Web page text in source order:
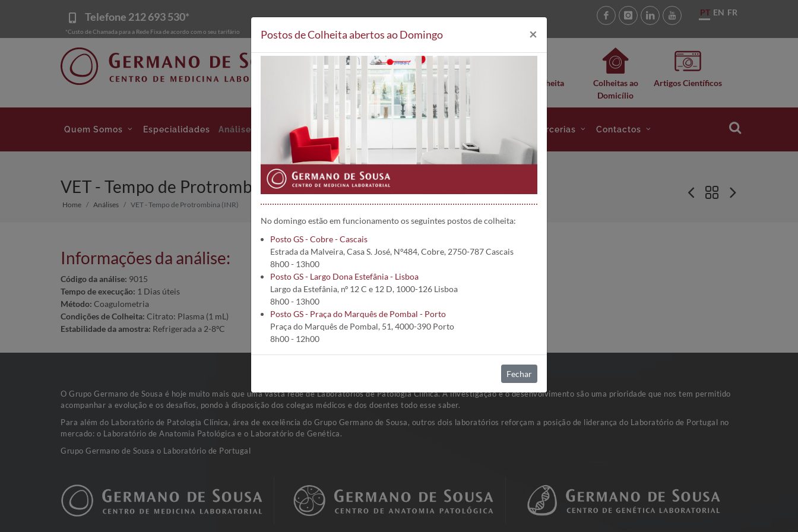
Telefone 212 693 530*
*Custo de Chamada para a Rede Fixa de acordo com o seu tarifário
PT EN FR
Análises Clínicas Postos de Colheita
Colheitas ao
Domicílio
Artigos Científicos
Quem Somos Especialidades Análises Áreas Clínicas Projetos e Parcerias Contactos
VET - Tempo de Protrombina (INR) | 9015
Home Análises VET - Tempo de Protrombina (INR)
Informações da análise:
Código da análise: 9015
Tempo de execução: 1 Dias úteis
Método: Coagulometria
Condições de Colheita: Citrato: Plasma (1 mL)
Estabilidade da amostra: Refrigerada a 2-8ºC
O Grupo Germano de Sousa é hoje muito mais que uma vasta rede de Laboratórios de Patologia Clínica. A investigação e o desenvolvimento são uma prioridade que nos tem permitido
acompanhar a evolução e os desafios, pondo à disposição dos colegas médicos e dos doentes todo esse saber.
Para além do Laboratório de Patologia Clínica, área de excelência do Grupo Germano de Sousa, outros dois laboratórios reforçam a posição de liderança do Laboratório de Portugal no
mercado: o Laboratório de Anatomia Patológica e o Laboratório de Genética.
Grupo Germano de Sousa o Laboratório de Portugal
Postos de Colheita abertos ao Domingo ×
No domingo estão em funcionamento os seguintes postos de colheita:
Posto GS - Cobre - Cascais
Estrada da Malveira, Casa S. José, Nº484, Cobre, 2750-787 Cascais
8h00 - 13h00
Posto GS - Largo Dona Estefânia - Lisboa
Largo da Estefânia, nº 12 C e 12 D, 1000-126 Lisboa
8h00 - 13h00
Posto GS - Praça do Marquês de Pombal - Porto
Praça do Marquês de Pombal, 51, 4000-390 Porto
8h00 - 12h00
Fechar